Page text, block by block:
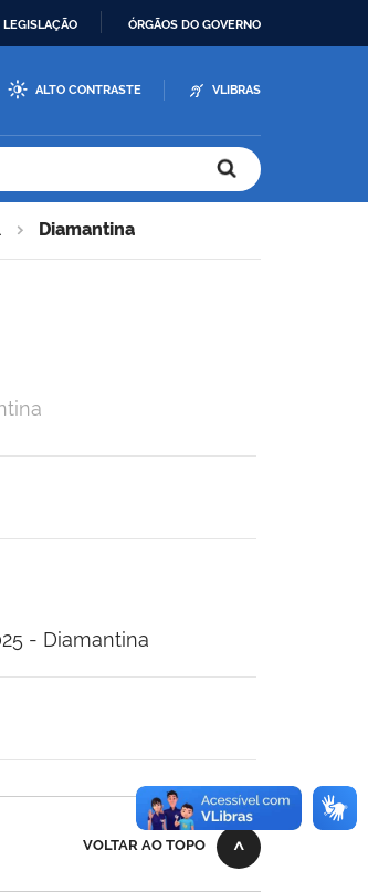
LEGISLAÇÃO ÓRGÃOS DO GOVERNO
ALTO CONTRASTE VLIBRAS
Diamantina
- Diamantina
VOLTAR AO TOPO